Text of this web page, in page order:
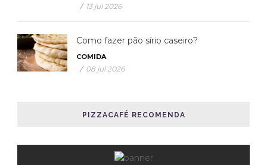
/ 13 jul 2026
Como fazer pão sírio caseiro?
COMIDA
/ 08 jul 2026
PIZZACAFÉ RECOMENDA